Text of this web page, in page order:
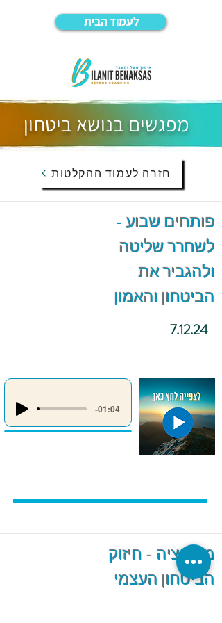
לעמוד הבית
חזרה לעמוד ההקלטות
פותחים שבוע -
לשחרר שליטה
ולהגביר את
הביטחון והאמון
7.12.24
-01:04
מדיטציה - חיזוק
הביטחון העצמי